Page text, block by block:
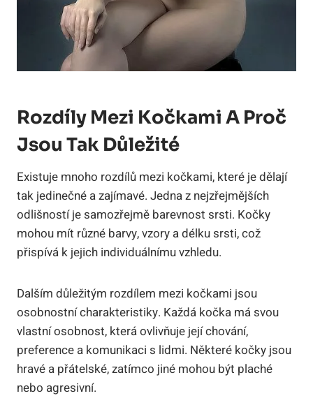
Rozdíly Mezi Kočkami A Proč
Jsou Tak Důležité
Existuje mnoho rozdílů mezi kočkami, které je dělají
tak jedinečné a zajímavé. Jedna z nejzřejmějších
odlišností je samozřejmě barevnost srsti. Kočky
mohou mít různé barvy, vzory a délku srsti, což
přispívá k jejich individuálnímu vzhledu.
Dalším důležitým rozdílem mezi kočkami jsou
osobnostní charakteristiky. Každá kočka má svou
vlastní osobnost, která ovlivňuje její chování,
preference a komunikaci s lidmi. Některé kočky jsou
hravé a přátelské, zatímco jiné mohou být plaché
nebo agresivní.